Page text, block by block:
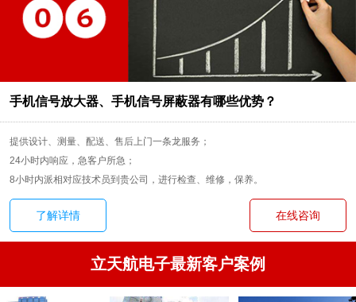
手机信号放大器、手机信号屏蔽器有哪些优势？
提供设计、测量、配送、售后上门一条龙服务；
24小时内响应，急客户所急；
8小时内派相对应技术员到贵公司，进行检查、维修，保养。
了解详情 在线咨询
立天航电子最新客户案例